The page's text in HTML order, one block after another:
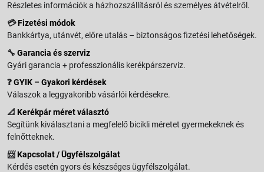
Részletes információk a házhozszállításról és személyes átvételről.
💳Fizetési módok
Bankkártya, utánvét, előre utalás – biztonságos fizetési lehetőségek.
🔧 Garancia és szerviz
Gyári garancia + professzionális kerékpárszerviz.
❓GYIK – Gyakori kérdések
Válaszok a leggyakoribb vásárlói kérdésekre.
📐 Kerékpár méret választó
Segítünk kiválasztani a megfelelő bicikli méretet gyermekeknek és
felnőtteknek.
📨Kapcsolat / Ügyfélszolgálat
Kérdés esetén gyors és készséges ügyfélszolgálat.